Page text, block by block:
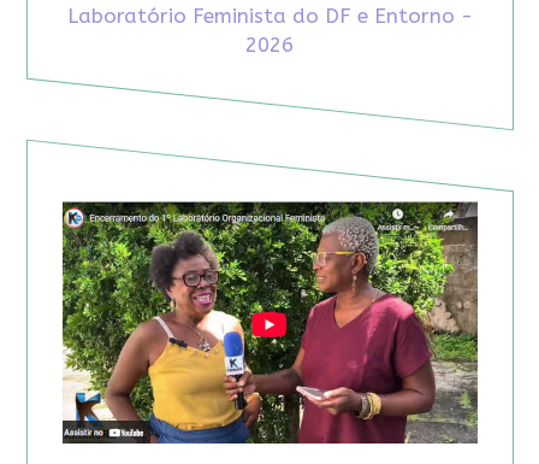
Laboratório Feminista do DF e Entorno -
2026